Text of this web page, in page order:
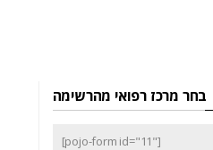
בחר מרכז רפואי מהרשימה
[pojo-form id="11"]